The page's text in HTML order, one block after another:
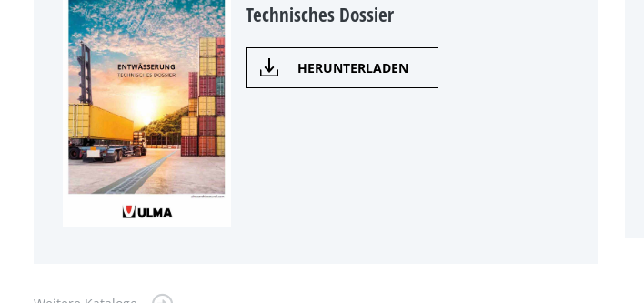
Technisches Dossier
HERUNTERLADEN